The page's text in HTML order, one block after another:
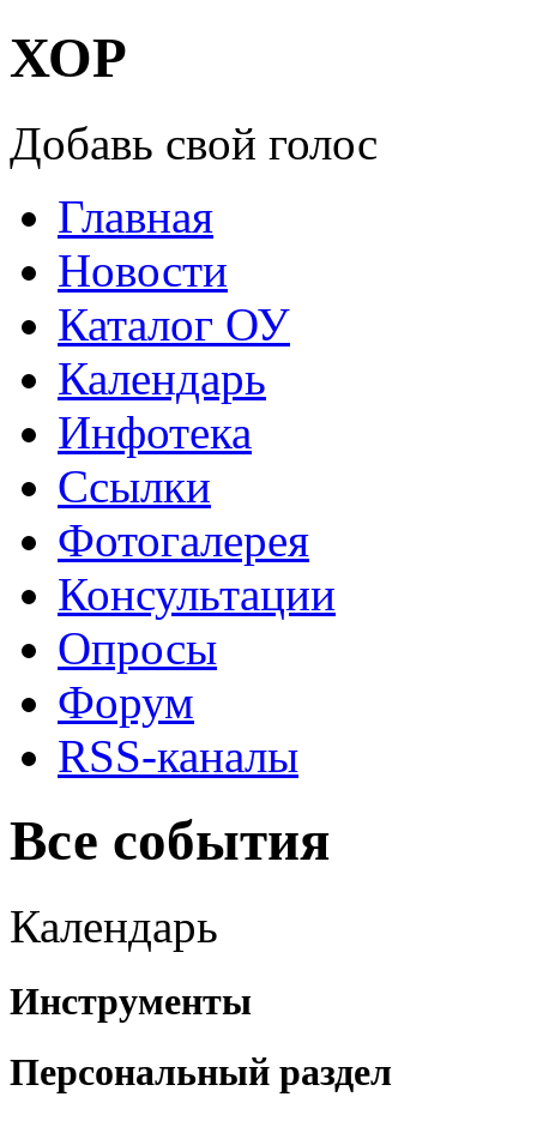
ХОР
Добавь свой голос
Главная
Новости
Каталог ОУ
Календарь
Инфотека
Ссылки
Фотогалерея
Консультации
Опросы
Форум
RSS-каналы
Все события
Календарь
Инструменты
Персональный раздел